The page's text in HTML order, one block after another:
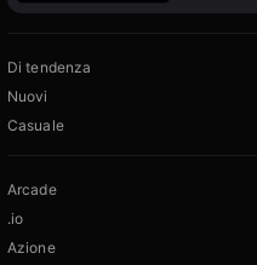
Di tendenza
Nuovi
Casuale
Arcade
.io
Azione